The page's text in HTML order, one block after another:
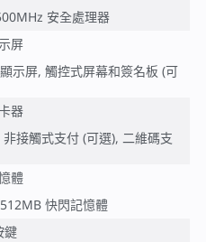
安全處理器
屏
示屏, 觸控式屏幕和簽名板 (可
器
接觸式支付 (可選), 二維碼支
體
快閃記憶體
鍵